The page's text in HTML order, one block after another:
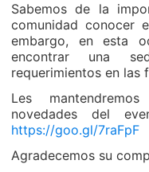
Sabemos de la
comunidad conocer
embargo, en esta
encontrar una
requerimientos en las
Les
novedades del
https://goo.gl/7raFpF
Agradecemos su